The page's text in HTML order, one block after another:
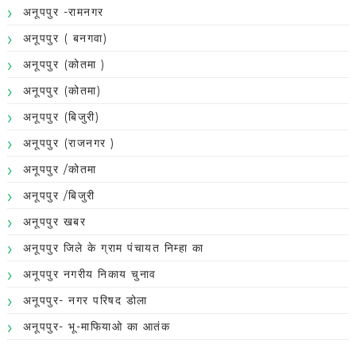
अनूपपुर -रामनगर
अनूपपुर ( बनगवा)
अनूपपुर (कोतमा )
अनूपपुर (कोतमा)
अनूपपुर (बिजुरी)
अनूपपुर (राजनगर )
अनूपपुर /कोतमा
अनूपपुर /बिजुरी
अनूपपुर खबर
अनूपपुर जिले के ग्राम पंचायत निम्हा का
अनूपपुर नगरीय निकाय चुनाव
अनूपपुर- नगर परिषद डोला
अनूपपुर- भू-माफियाओ का आतंक